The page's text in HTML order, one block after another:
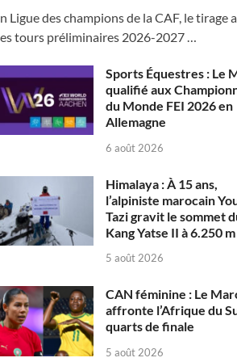
Ligue des champions de la CAF, le tirage
tours préliminaires 2026-2027 …
Sports Équestres : Le
qualifié aux
du Monde FEI 2026 en
Allemagne
6 août 2026
Himalaya : À 15 ans,
l’alpiniste marocain
Tazi gravit le sommet
Kang Yatse II à 6.250 m
5 août 2026
CAN féminine : Le
affronte l’Afrique du
quarts de finale
5 août 2026